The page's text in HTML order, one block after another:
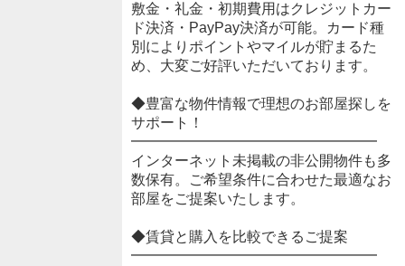
敷金・礼金・初期費用はクレジットカー
ド決済・PayPay決済が可能。カード種
別によりポイントやマイルが貯まるた
め、大変ご好評いただいております。
◆豊富な物件情報で理想のお部屋探しを
サポート！
━━━━━━━━━━━━━━━━━
インターネット未掲載の非公開物件も多
数保有。ご希望条件に合わせた最適なお
部屋をご提案いたします。
◆賃貸と購入を比較できるご提案
━━━━━━━━━━━━━━━━━